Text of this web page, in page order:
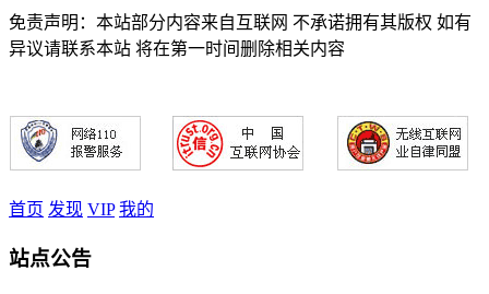
免责声明：本站部分内容来自互联网 不承诺拥有其版权 如有
异议请联系本站 将在第一时间删除相关内容
首页 发现 VIP 我的
站点公告